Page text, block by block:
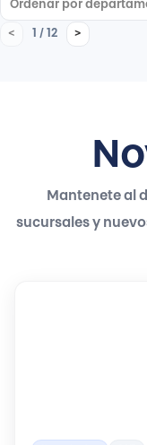
< 1 / 12 >
Mantenete al
sucursales y